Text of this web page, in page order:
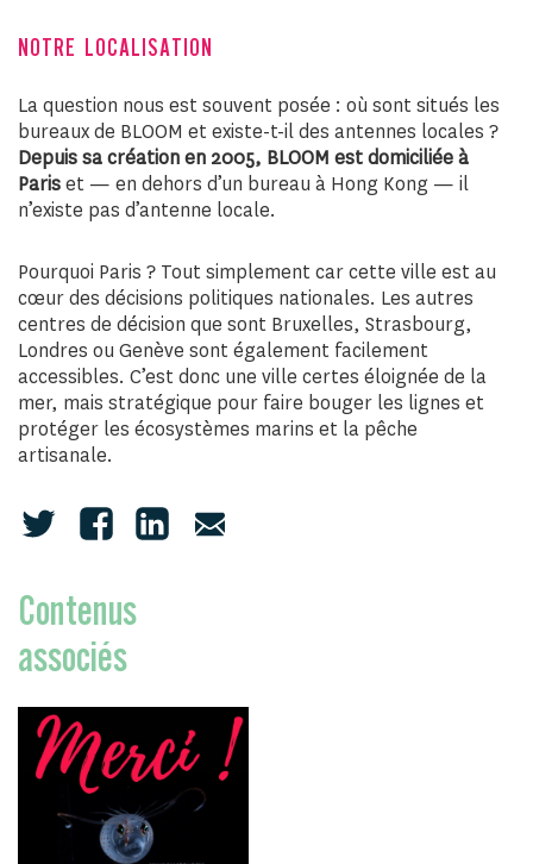
NOTRE LOCALISATION
La question nous est souvent posée : où sont situés les
bureaux de BLOOM et existe-t-il des antennes locales ?
Depuis sa création en 2005, BLOOM est domiciliée à
Pariset — en dehors d’un bureau à Hong Kong — il
n’existe pas d’antenne locale.
Pourquoi Paris ? Tout simplement car cette ville est au
cœur des décisions politiques nationales. Les autres
centres de décision que sont Bruxelles, Strasbourg,
Londres ou Genève sont également facilement
accessibles. C’est donc une ville certes éloignée de la
mer, mais stratégique pour faire bouger les lignes et
protéger les écosystèmes marins et la pêche
artisanale.
Contenus
associés